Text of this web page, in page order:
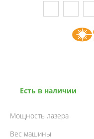
Есть в наличии
Мощность лазера
Вес машины